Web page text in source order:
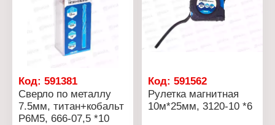
Код: 591381
Сверло по металлу
7.5мм, титан+кобальт
Р6М5, 666-07,5 *10
Код:591562
Рулетка магнитная
10м*25мм, 3120-10 *6